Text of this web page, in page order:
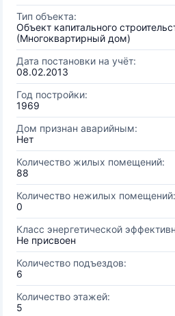
Тип объекта:
Объект капитального
(Многоквартирный дом)
Дата постановки на учёт:
08.02.2013
Год постройки:
1969
Дом признан аварийным:
Нет
Количество жилых помещений:
88
Количество нежилых помещений:
0
Класс энергетической
Не присвоен
Количество подъездов:
6
Количество этажей:
5